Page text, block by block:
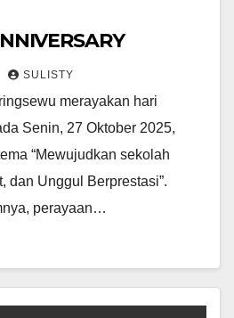
SULISTY
merayakan hari
Senin, 27 Oktober 2025,
“Mewujudkan sekolah
dan Unggul Berprestasi”.
perayaan…